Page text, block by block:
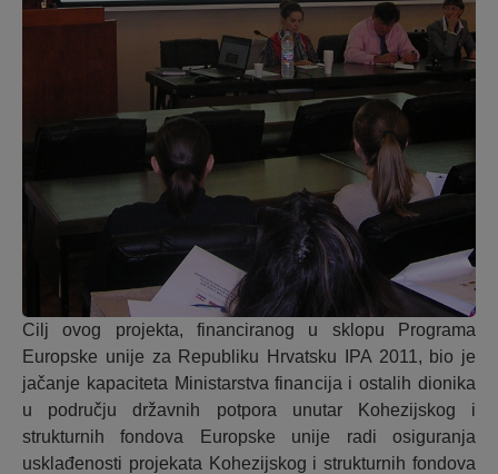
Cilj ovog projekta, financiranog u sklopu Programa
Europske unije za Republiku Hrvatsku IPA 2011, bio je
jačanje kapaciteta Ministarstva financija i ostalih dionika
u području državnih potpora unutar Kohezijskog i
strukturnih fondova Europske unije radi osiguranja
usklađenosti projekata Kohezijskog i strukturnih fondova